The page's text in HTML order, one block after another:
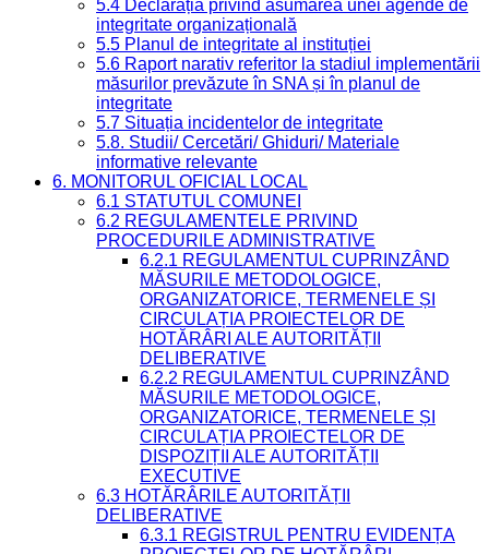
5.4 Declarația privind asumarea unei agende de
integritate organizațională
5.5 Planul de integritate al instituției
5.6 Raport narativ referitor la stadiul implementării
măsurilor prevăzute în SNA și în planul de
integritate
5.7 Situația incidentelor de integritate
5.8. Studii/ Cercetări/ Ghiduri/ Materiale
informative relevante
6. MONITORUL OFICIAL LOCAL
6.1 STATUTUL COMUNEI
6.2 REGULAMENTELE PRIVIND
PROCEDURILE ADMINISTRATIVE
6.2.1 REGULAMENTUL CUPRINZÂND
MĂSURILE METODOLOGICE,
ORGANIZATORICE, TERMENELE ȘI
CIRCULAȚIA PROIECTELOR DE
HOTĂRÂRI ALE AUTORITĂȚII
DELIBERATIVE
6.2.2 REGULAMENTUL CUPRINZÂND
MĂSURILE METODOLOGICE,
ORGANIZATORICE, TERMENELE ȘI
CIRCULAȚIA PROIECTELOR DE
DISPOZIȚII ALE AUTORITĂȚII
EXECUTIVE
6.3 HOTĂRÂRILE AUTORITĂȚII
DELIBERATIVE
6.3.1 REGISTRUL PENTRU EVIDENȚA